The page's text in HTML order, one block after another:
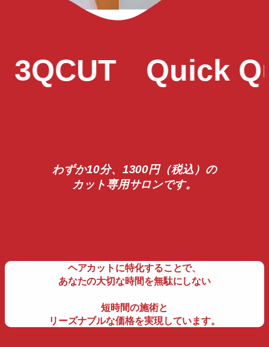
Quick
わずか10分、1300円（税込）の
カット専用サロンです。
ヘアカットに特化することで、
あなたの大切な時間を無駄にしない
短時間の施術と
リーズナブルな価格を実現しています。